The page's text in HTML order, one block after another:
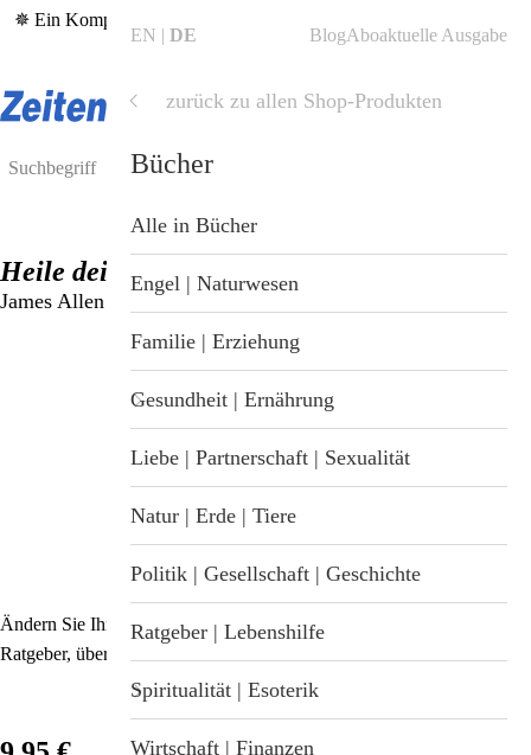
✵ Ein Kompass in bewegten Zeiten – die aktuelle
Heile deine Gedanken
James Allen
Ändern Sie Ihre Art zu denken und Sie ändern Ihr Leben! Ein
Ratgeber, über 100 Jahre alt, trotzdem hochaktuell.
EN DE BlogAboaktuelle Ausgabe
zurück zu allen Shop-Produkten
Shop
ZeitenSchrift Startseite
Stichwortverzeichnis
Aktuell
Shop
Hefte & Abos
Nahrungsergänzung
Gesundheit & Wellness
Geschenkideen
Immunsystemstärkung
St. Helia-Produkte
Spezial-Angebote
Bücher
Alle in Bücher
Engel | Naturwesen
Familie | Erziehung
Gesundheit | Ernährung
Liebe | Partnerschaft | Sexualität
Natur | Erde | Tiere
Politik | Gesellschaft | Geschichte
Ratgeber | Lebenshilfe
Spiritualität | Esoterik
Wirtschaft | Finanzen